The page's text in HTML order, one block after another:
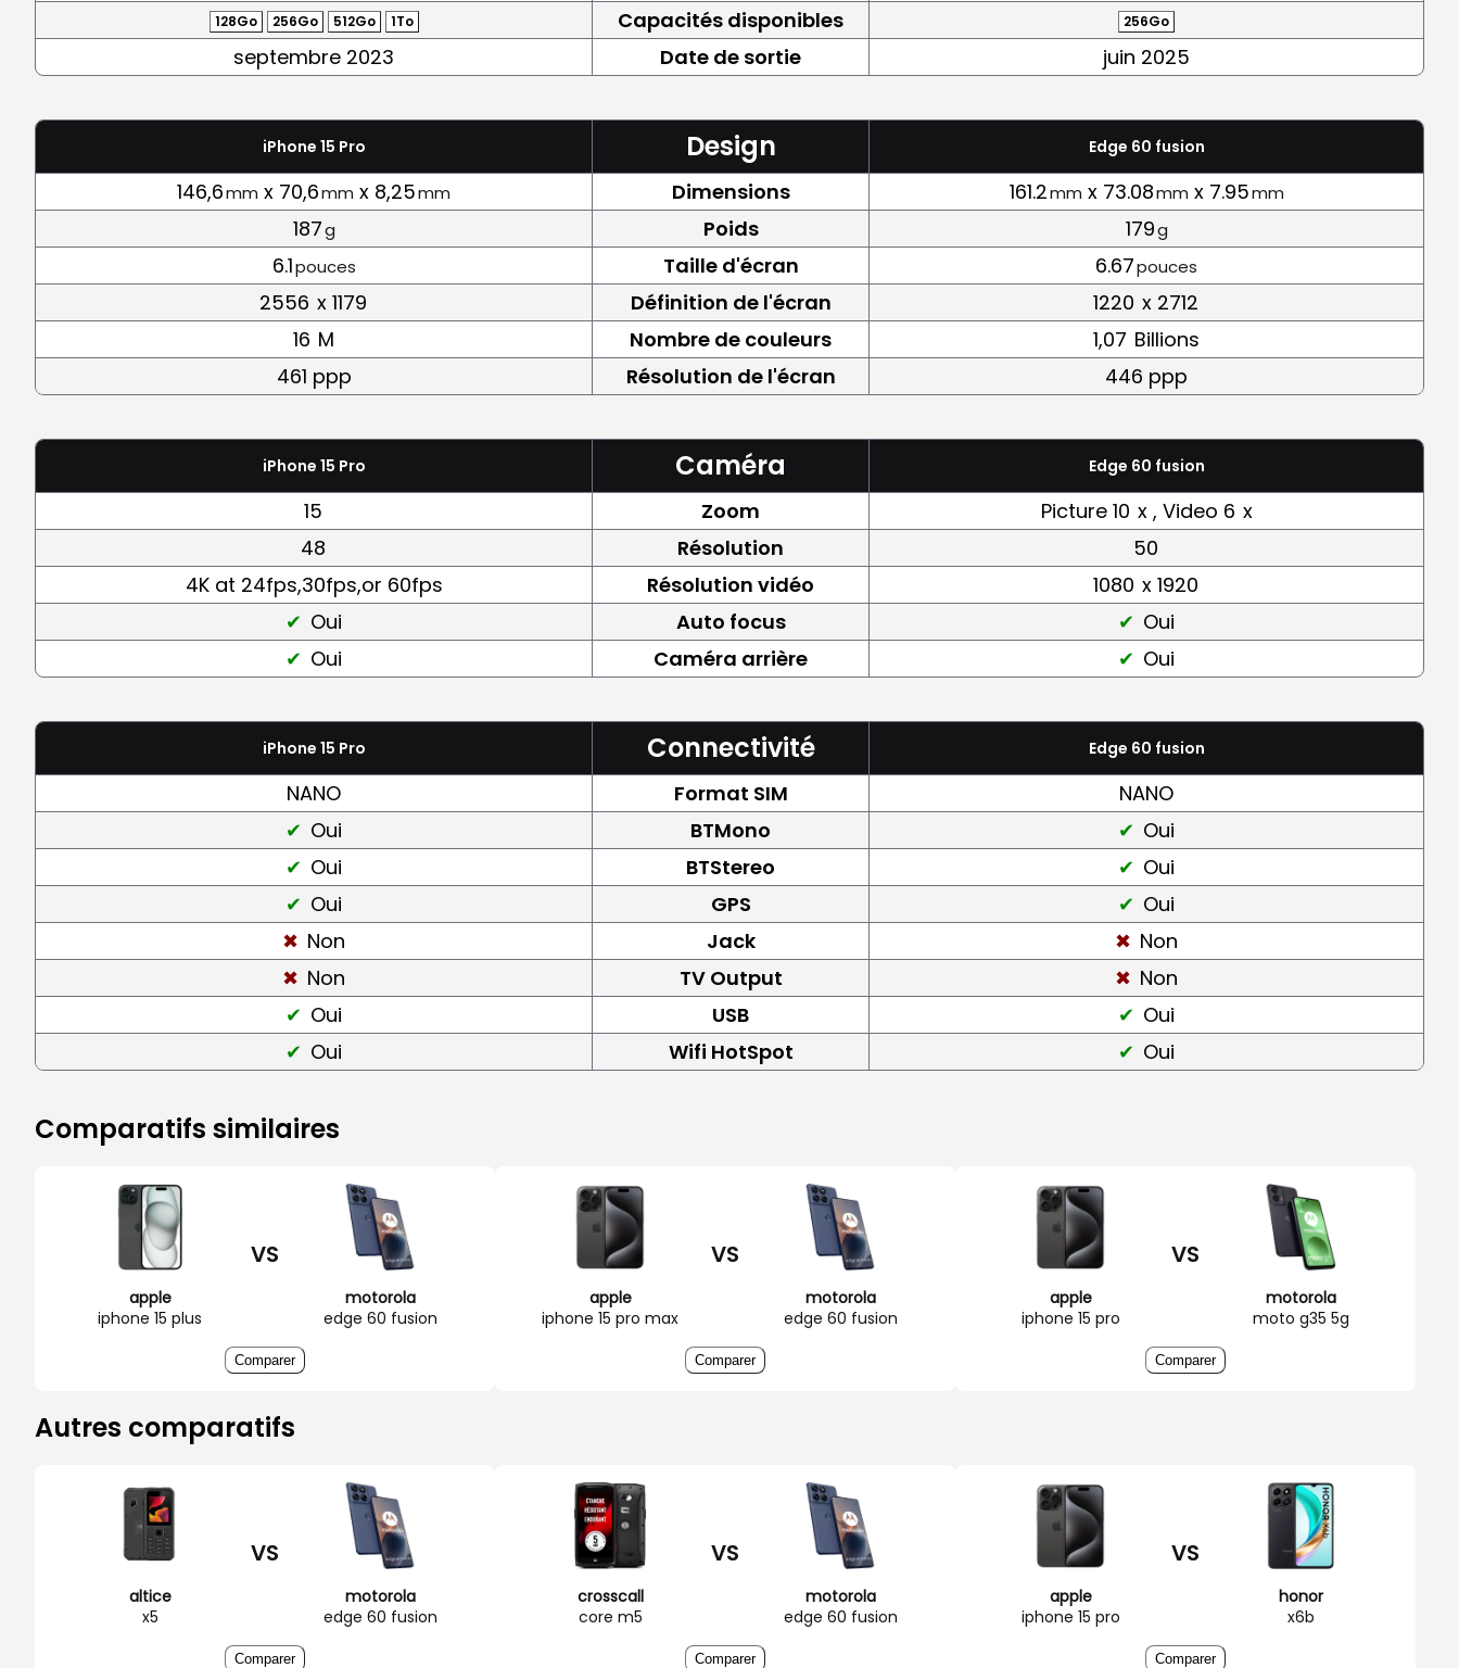
128Go 256Go 512Go 1To Capacités disponibles 256Go
septembre 2023 Date de sortie juin 2025
iPhone 15 Pro Design Edge 60 fusion
146,6mm x 70,6mm x 8,25mm Dimensions 161.2mm x 73.08mm x 7.95mm
187g Poids 179g
6.1pouces Taille d'écran 6.67pouces
2556 x 1179 Définition de l'écran 1220 x 2712
16 M Nombre de couleurs 1,07 Billions
461 ppp
Résolution de l'écran 446 ppp
iPhone 15 Pro Caméra Edge 60 fusion
15 Zoom Picture 10 x , Video 6 x
48
Résolution
50
4K at 24fps,30fps,or 60fps
Résolution vidéo 1080 x 1920
Oui
Auto focus
Oui
Oui
Caméra arrière Oui
iPhone 15 Pro Connectivité Edge 60 fusion
NANO Format SIM
NANO
Oui
BTMono
Oui
Oui
BTStereo
Oui
Oui
GPS
Oui
Non
Jack
Non
Non
TV Output
Non
Oui
USB
Oui
Oui
Wifi HotSpot Oui
Comparatifs similaires
apple
iphone 15 plus
VS
motorola
edge 60 fusion
Comparer
apple
iphone 15 pro max
VS
motorola
edge 60 fusion
Comparer
apple
iphone 15 pro
VS
motorola
moto g35 5g
Comparer
Autres comparatifs
altice
x5
VS
motorola
edge 60 fusion
Comparer
crosscall
core m5
VS
motorola
edge 60 fusion
Comparer
apple
iphone 15 pro
VS
honor
x6b
Comparer